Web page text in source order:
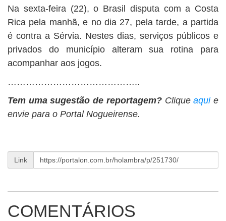
Na sexta-feira (22), o Brasil disputa com a Costa
Rica pela manhã, e no dia 27, pela tarde, a partida
é contra a Sérvia. Nestes dias, serviços públicos e
privados do município alteram sua rotina para
acompanhar aos jogos.
……………………………………..
Tem uma sugestão de reportagem?Cliqueaquie
envie para o Portal Nogueirense.
Link
COMENTÁRIOS